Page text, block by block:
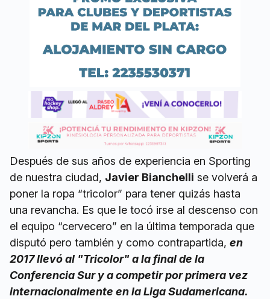
Después de sus años de experiencia en Sporting
de nuestra ciudad, Javier Bianchelli se volverá a
poner la ropa “tricolor” para tener quizás hasta
una revancha. Es que le tocó irse al descenso con
el equipo “cervecero” en la última temporada que
disputó pero también y como contrapartida, en
2017 llevó al "Tricolor" a la final de la
Conferencia Sur y a competir por primera vez
internacionalmente en la Liga Sudamericana.